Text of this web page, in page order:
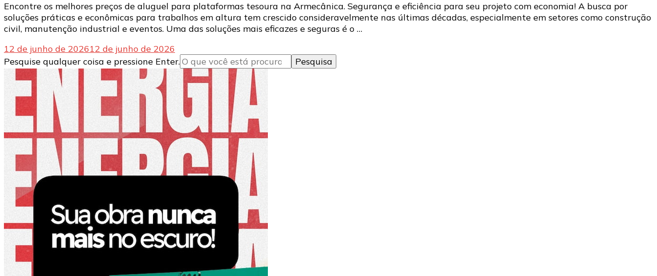
Encontre os melhores preços de aluguel para plataformas tesoura na Armecânica. Segurança e eficiência para seu projeto com economia! A busca por
soluções práticas e econômicas para trabalhos em altura tem crescido consideravelmente nas últimas décadas, especialmente em setores como construção
civil, manutenção industrial e eventos. Uma das soluções mais eficazes e seguras é o …
12 de junho de 202612 de junho de 2026
Procurando
algo?
Pesquise qualquer coisa e pressione Enter.